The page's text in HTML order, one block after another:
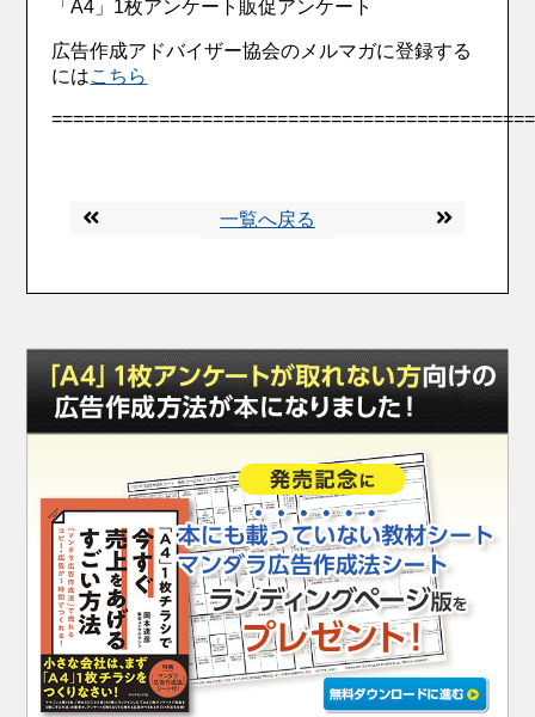
「A4」1枚アンケート販促アンケート
広告作成アドバイザー協会のメルマガに登録する
にはこちら
一覧へ戻る